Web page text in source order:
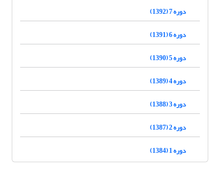
دوره 7 (1392)
دوره 6 (1391)
دوره 5 (1390)
دوره 4 (1389)
دوره 3 (1388)
دوره 2 (1387)
دوره 1 (1384)